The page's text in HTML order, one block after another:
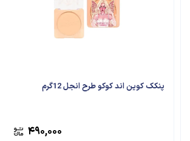
پنکک کوین اند کوکو طرح انجل 12گرم
۴۹۰,۰۰۰